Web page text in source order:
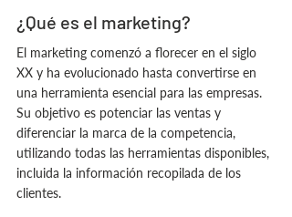
¿Qué es el marketing?
El marketing comenzó a florecer en el siglo
XX y ha evolucionado hasta convertirse en
una herramienta esencial para las empresas.
Su objetivo es potenciar las ventas y
diferenciar la marca de la competencia,
utilizando todas las herramientas disponibles,
incluida la información recopilada de los
clientes.